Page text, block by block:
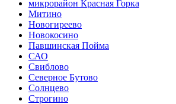
микрорайон Красная Горка
Митино
Новогиреево
Новокосино
Павшинская Пойма
САО
Свиблово
Северное Бутово
Солнцево
Строгино